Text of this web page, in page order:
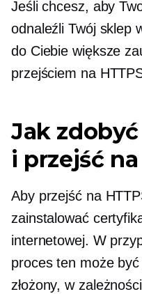
Jeśli chcesz, aby
odnaleźli Twój sklep
do Ciebie większe
przejściem na
Jak
i przejść na
Aby przejść na
zainstalować
internetowej. W
proces ten może
złożony, w